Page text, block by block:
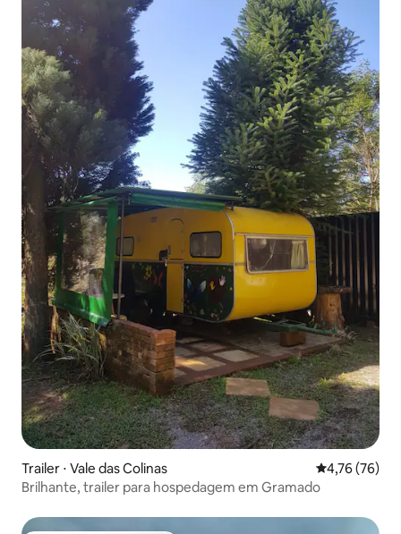
Trailer ⋅ Vale das Colinas 4,76 de uma
4,76 (76)
Brilhante, trailer para hospedagem em Gramado